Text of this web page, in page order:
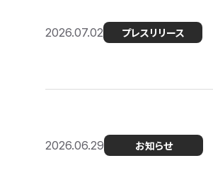
2026.07.02 プレスリリース
2026.06.29 お知らせ